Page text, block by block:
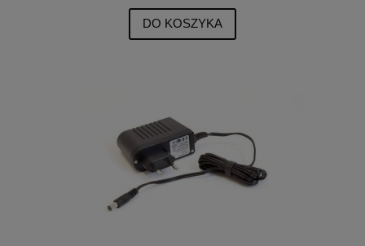
DO KOSZYKA